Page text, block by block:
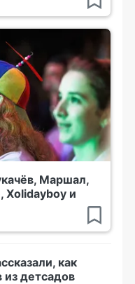
Маршал,
Xolidayboy и
как
из детсадов